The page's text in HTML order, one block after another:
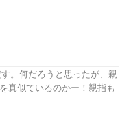
。何だろうと思ったが、親
真似ているのかー！親指も